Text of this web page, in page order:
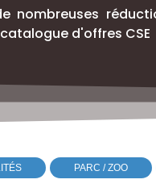
nombreuses
d'offres CSE
PARC / ZOO